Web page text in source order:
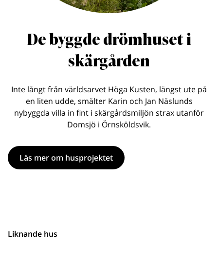
De byggde drömhuset i
skärgården
Inte långt från världsarvet Höga Kusten, längst ute på
en liten udde, smälter Karin och Jan Näslunds
nybyggda villa in fint i skärgårdsmiljön strax utanför
Domsjö i Örnsköldsvik.
Läs mer om husprojektet
Liknande hus